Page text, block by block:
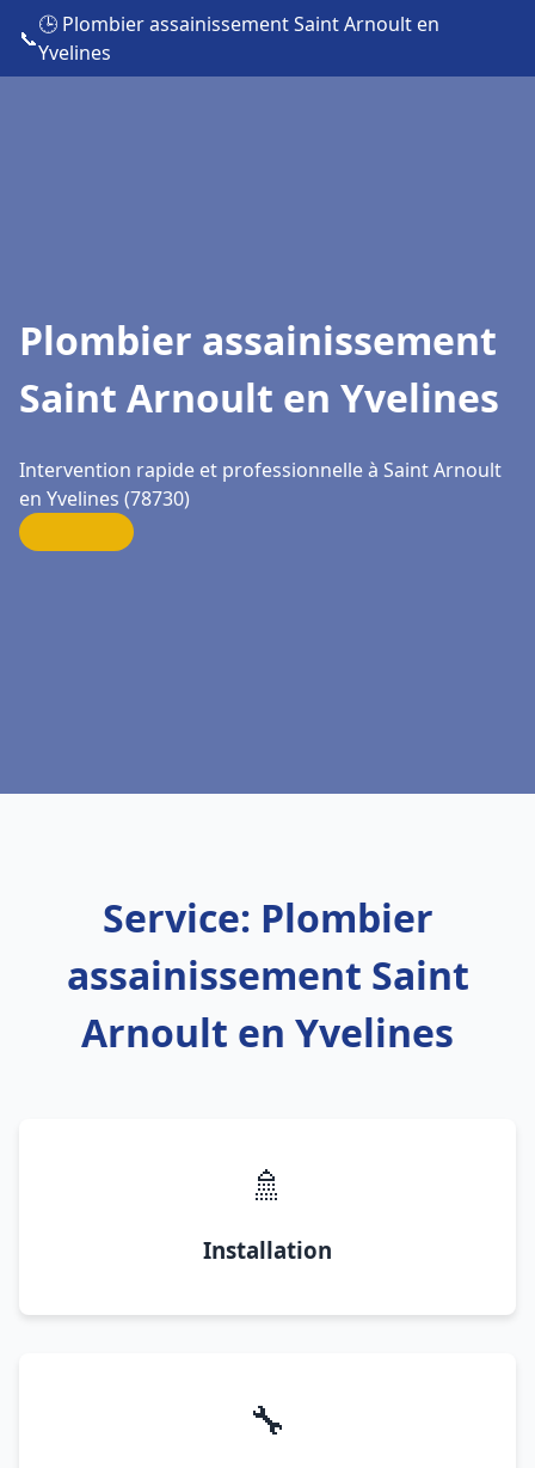
📞
🕒 Plombier assainissement Saint Arnoult en
Yvelines
Plombier assainissement
Saint Arnoult en Yvelines
Intervention rapide et professionnelle à Saint Arnoult
en Yvelines (78730)
Service: Plombier
assainissement Saint
Arnoult en Yvelines
🚿
Installation
🔧